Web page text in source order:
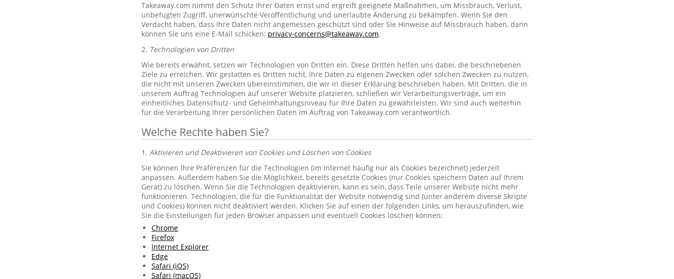
Takeaway.com nimmt den Schutz Ihrer Daten ernst und ergreift geeignete Maßnahmen, um Missbrauch, Verlust,
unbefugten Zugriff, unerwünschte Veröffentlichung und unerlaubte Änderung zu bekämpfen. Wenn Sie den
Verdacht haben, dass Ihre Daten nicht angemessen geschützt sind oder Sie Hinweise auf Missbrauch haben, dann
können Sie uns eine E-Mail schicken: privacy-concerns@takeaway.com.
2. Technologien von Dritten
Wie bereits erwähnt, setzen wir Technologien von Dritten ein. Diese Dritten helfen uns dabei, die beschriebenen
Ziele zu erreichen. Wir gestatten es Dritten nicht, Ihre Daten zu eigenen Zwecken oder solchen Zwecken zu nutzen,
die nicht mit unseren Zwecken übereinstimmen, die wir in dieser Erklärung beschrieben haben. Mit Dritten, die in
unserem Auftrag Technologien auf unserer Website platzieren, schließen wir Verarbeitungsverträge, um ein
einheitliches Datenschutz- und Geheimhaltungsniveau für Ihre Daten zu gewährleisten. Wir sind auch weiterhin
für die Verarbeitung Ihrer persönlichen Daten im Auftrag von Takeaway.com verantwortlich.
Welche Rechte haben Sie?
1. Aktivieren und Deaktivieren von Cookies und Löschen von Cookies
Sie können Ihre Präferenzen für die Technologien (im Internet häufig nur als Cookies bezeichnet) jederzeit
anpassen. Außerdem haben Sie die Möglichkeit, bereits gesetzte Cookies (nur Cookies speichern Daten auf Ihrem
Gerät) zu löschen. Wenn Sie die Technologien deaktivieren, kann es sein, dass Teile unserer Website nicht mehr
funktionieren. Technologien, die für die Funktionalität der Website notwendig sind (unter anderem diverse Skripte
und Cookies) können nicht deaktiviert werden. Klicken Sie auf einen der folgenden Links, um herauszufinden, wie
Sie die Einstellungen für jeden Browser anpassen und eventuell Cookies löschen können:
Chrome
Firefox
Internet Explorer
Edge
Safari (iOS)
Safari (macOS)